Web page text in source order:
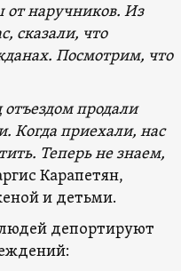
наручников. Из
сказали, что
Посмотрим, что
продали
Когда приехали, нас
Теперь не знаем,
Карапетян,
и детьми.
депортируют